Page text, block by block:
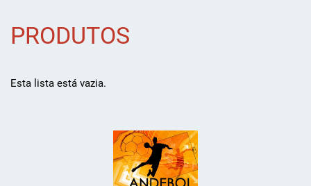
PRODUTOS
Esta lista está vazia.